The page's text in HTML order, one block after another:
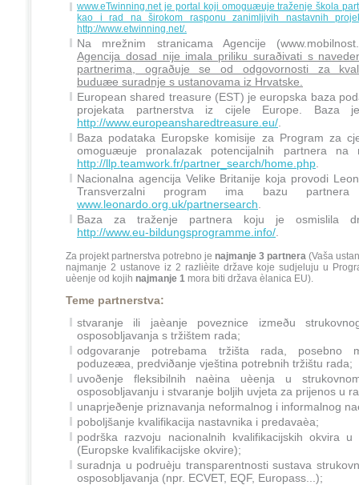
www.eTwinning.net je portal koji omoguæuje traženje škola
kao i rad na širokom rasponu zanimljivih nastavnih
http://www.etwinning.net/.
Na mrežnim stranicama Agencije
Agencija dosad nije imala priliku suraðivati s
partnerima, ograðuje se od odgovornosti za
buduæe suradnje s ustanovama iz Hrvatske.
European shared treasure (EST) je europska baza
projekata partnerstva iz cijele Europe. Baza
http://www.europeansharedtreasure.eu/
Baza podataka Europske komisije za Program za
omoguæuje pronalazak potencijalnih partnera na
http://llp.teamwork.fr/partner_search/home.php
Nacionalna agencija Velike Britanije koja provodi
Transverzalni program ima bazu
www.leonardo.org.uk/partnersearch
Baza za traženje partnera koju je osmislila
http://www.eu-bildungsprogramme.info/
Za projekt partnerstva potrebno je najmanje 3 partnera (Vaša
najmanje 2 ustanove iz 2 razlièite države koje sudjeluju u
uèenje od kojih najmanje 1 mora biti država èlanica EU).
Teme partnerstva:
stvaranje ili jaèanje poveznice izmeðu
osposobljavanja s tržištem rada;
odgovaranje potrebama tržišta rada, posebno
poduzeæa, predviðanje vještina potrebnih tržištu rada;
uvoðenje fleksibilnih naèina uèenja u
osposobljavanju i stvaranje boljih uvjeta za prijenos u
unaprjeðenje priznavanja neformalnog i informalnog
poboljšanje kvalifikacija nastavnika i predavaèa;
podrška razvoju nacionalnih kvalifikacijskih okvira
(Europske kvalifikacijske okvire);
suradnja u podruèju transparentnosti sustava
osposobljavanja (npr. ECVET, EQF, Europass...);